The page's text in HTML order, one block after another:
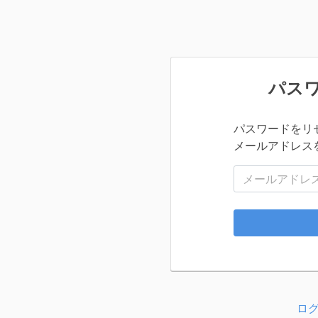
パス
パスワードをリ
メールアドレ
メールアドレス
ロ